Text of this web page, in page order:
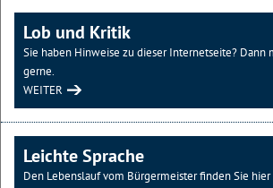
Lob und Kritik
Sie haben Hinweise zu dieser Internetseite? Dann
gerne.
WEITER
Leichte Sprache
Den Lebenslauf vom Bürgermeister finden Sie